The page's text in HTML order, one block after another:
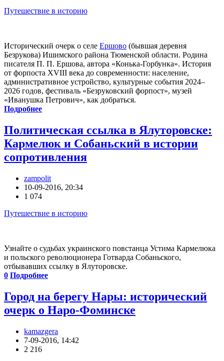
Путешествие в историю
Исторический очерк о селе Ершово (бывшая деревня
Безрукова) Ишимского района Тюменской области. Родина
писателя П. П. Ершова, автора «Конька-Горбунка». История
от форпоста XVIII века до современности: население,
административное устройство, культурные события 2024–
2026 годов, фестиваль «Безруковский форпост», музей
«Иванушка Петрович», как добраться.
Подробнее
Политическая ссылка в Ялуторовске:
Кармелюк и Собаньский в истории
сопротивления
zampolit
10-09-2016, 20:34
1 074
Путешествие в историю
Узнайте о судьбах украинского повстанца Устима Кармелюка
и польского революционера Готварда Собаньского,
отбывавших ссылку в Ялуторовске.
0 Подробнее
Город на берегу Нары: исторический
очерк о Наро-Фоминске
kamazgera
7-09-2016, 14:42
2 216